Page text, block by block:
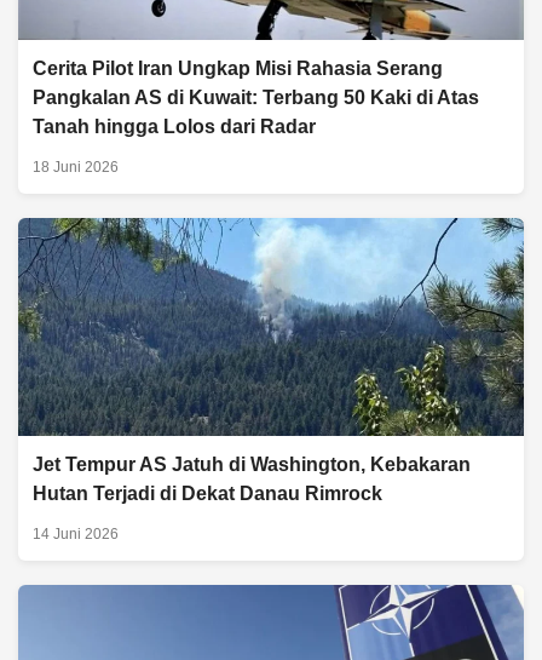
Cerita Pilot Iran Ungkap Misi Rahasia Serang
Pangkalan AS di Kuwait: Terbang 50 Kaki di Atas
Tanah hingga Lolos dari Radar
18 Juni 2026
Jet Tempur AS Jatuh di Washington, Kebakaran
Hutan Terjadi di Dekat Danau Rimrock
14 Juni 2026